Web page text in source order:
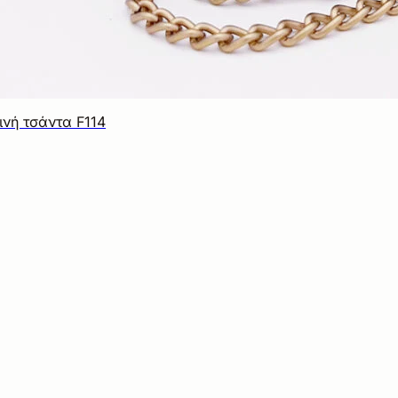
τσάντα F114